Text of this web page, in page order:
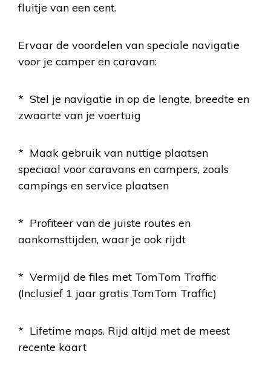
fluitje van een cent.
Ervaar de voordelen van speciale navigatie
voor je camper en caravan:
* Stel je navigatie in op de lengte, breedte en
zwaarte van je voertuig
* Maak gebruik van nuttige plaatsen
speciaal voor caravans en campers, zoals
campings en service plaatsen
* Profiteer van de juiste routes en
aankomsttijden, waar je ook rijdt
* Vermijd de files met TomTom Traffic
(Inclusief 1 jaar gratis TomTom Traffic)
* Lifetime maps. Rijd altijd met de meest
recente kaart